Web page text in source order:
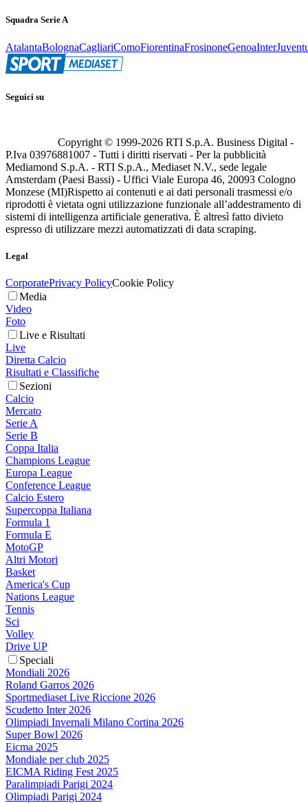
Squadra Serie A
AtalantaBolognaCagliariComoFiorentinaFrosinoneGenoaInter
Seguici su
Copyright © 1999-2026 RTI S.p.A. Business Digital -
P.Iva 03976881007 - Tutti i diritti riservati - Per la pubblicità
Mediamond S.p.A. - RTI S.p.A., Mediaset N.V., sede legale
Amsterdam (Paesi Bassi) - Uffici Viale Europa 46, 20093 Cologno
Monzese (MI)Rispetto ai contenuti e ai dati personali trasmessi e/o
riprodotti è vietata ogni utilizzazione funzionale all’addestramento di
sistemi di intelligenza artificiale generativa. È altresì fatto divieto
espresso di utilizzare mezzi automatizzati di data scraping.
Legal
CorporatePrivacy PolicyCookie Policy
Media
Video
Foto
Live e Risultati
Live
Diretta Calcio
Risultati e Classifiche
Sezioni
Calcio
Mercato
Serie A
Serie B
Coppa Italia
Champions League
Europa League
Conference League
Calcio Estero
Supercoppa Italiana
Formula 1
Formula E
MotoGP
Altri Motori
Basket
America's Cup
Nations League
Tennis
Sci
Volley
Drive UP
Speciali
Mondiali 2026
Roland Garros 2026
Sportmediaset Live Riccione 2026
Scudetto Inter 2026
Olimpiadi Invernali Milano Cortina 2026
Super Bowl 2026
Eicma 2025
Mondiale per club 2025
EICMA Riding Fest 2025
Paralimpiadi Parigi 2024
Olimpiadi Parigi 2024